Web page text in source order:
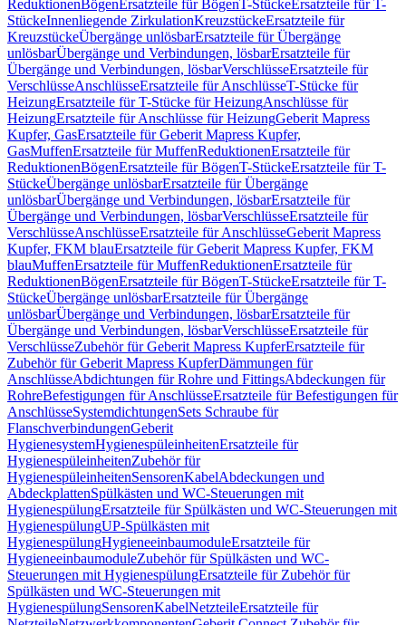
ReduktionenBögenErsatzteile für BögenT-StückeErsatzteile für T-
StückeInnenliegende ZirkulationKreuzstückeErsatzteile für
KreuzstückeÜbergänge unlösbarErsatzteile für Übergänge
unlösbarÜbergänge und Verbindungen, lösbarErsatzteile für
Übergänge und Verbindungen, lösbarVerschlüsseErsatzteile für
VerschlüsseAnschlüsseErsatzteile für AnschlüsseT-Stücke für
HeizungErsatzteile für T-Stücke für HeizungAnschlüsse für
HeizungErsatzteile für Anschlüsse für HeizungGeberit Mapress
Kupfer, GasErsatzteile für Geberit Mapress Kupfer,
GasMuffenErsatzteile für MuffenReduktionenErsatzteile für
ReduktionenBögenErsatzteile für BögenT-StückeErsatzteile für T-
StückeÜbergänge unlösbarErsatzteile für Übergänge
unlösbarÜbergänge und Verbindungen, lösbarErsatzteile für
Übergänge und Verbindungen, lösbarVerschlüsseErsatzteile für
VerschlüsseAnschlüsseErsatzteile für AnschlüsseGeberit Mapress
Kupfer, FKM blauErsatzteile für Geberit Mapress Kupfer, FKM
blauMuffenErsatzteile für MuffenReduktionenErsatzteile für
ReduktionenBögenErsatzteile für BögenT-StückeErsatzteile für T-
StückeÜbergänge unlösbarErsatzteile für Übergänge
unlösbarÜbergänge und Verbindungen, lösbarErsatzteile für
Übergänge und Verbindungen, lösbarVerschlüsseErsatzteile für
VerschlüsseZubehör für Geberit Mapress KupferErsatzteile für
Zubehör für Geberit Mapress KupferDämmungen für
AnschlüsseAbdichtungen für Rohre und FittingsAbdeckungen für
RohreBefestigungen für AnschlüsseErsatzteile für Befestigungen für
AnschlüsseSystemdichtungenSets Schraube für
FlanschverbindungenGeberit
HygienesystemHygienespüleinheitenErsatzteile für
HygienespüleinheitenZubehör für
HygienespüleinheitenSensorenKabelAbdeckungen und
AbdeckplattenSpülkästen und WC-Steuerungen mit
HygienespülungErsatzteile für Spülkästen und WC-Steuerungen mit
HygienespülungUP-Spülkästen mit
HygienespülungHygieneeinbaumoduleErsatzteile für
HygieneeinbaumoduleZubehör für Spülkästen und WC-
Steuerungen mit HygienespülungErsatzteile für Zubehör für
Spülkästen und WC-Steuerungen mit
HygienespülungSensorenKabelNetzteileErsatzteile für